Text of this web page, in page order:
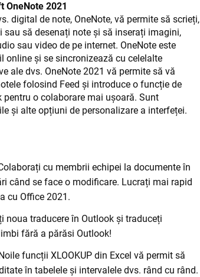
OneNote 2021
digital de note, OneNote, vă permite să scrieți,
sau să desenați note și să inserați imagini,
sau video de pe internet. OneNote este
online și se sincronizează cu celelalte
ale dvs. OneNote 2021 vă permite să vă
folosind Feed și introduce o funcție de
pentru o colaborare mai ușoară. Sunt
și alte opțiuni de personalizare a interfeței.
cu membrii echipei la documente în
când se face o modificare. Lucrați mai rapid
cu Office 2021.
noua traducere în Outlook și traduceți
fără a părăsi Outlook!
funcții XLOOKUP din Excel vă permit să
în tabelele și intervalele dvs. rând cu rând.